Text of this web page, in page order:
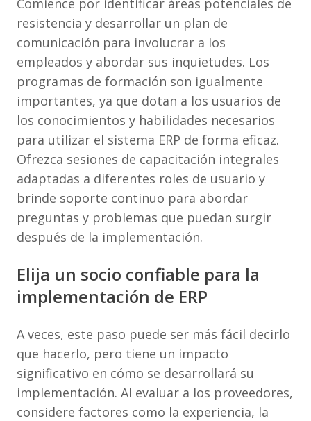
Comience por identificar áreas potenciales de
resistencia y desarrollar un plan de
comunicación para involucrar a los
empleados y abordar sus inquietudes. Los
programas de formación son igualmente
importantes, ya que dotan a los usuarios de
los conocimientos y habilidades necesarios
para utilizar el sistema ERP de forma eficaz.
Ofrezca sesiones de capacitación integrales
adaptadas a diferentes roles de usuario y
brinde soporte continuo para abordar
preguntas y problemas que puedan surgir
después de la implementación.
Elija un socio confiable para la
implementación de ERP
A veces, este paso puede ser más fácil decirlo
que hacerlo, pero tiene un impacto
significativo en cómo se desarrollará su
implementación. Al evaluar a los proveedores,
considere factores como la experiencia, la